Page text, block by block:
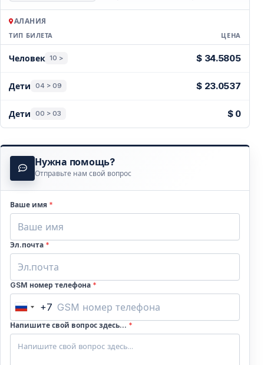
АЛАНИЯ
ТИП БИЛЕТА ЦЕНА
Человек 10 > $ 34.5805
Дети 04 > 09 $ 23.0537
Дети 00 > 03 $ 0
Нужна помощь?
Отправьте нам свой вопрос
Ваше имя *
Эл.почта *
GSM номер телефона *
Russia
+7
+7
Напишите свой вопрос здесь... *